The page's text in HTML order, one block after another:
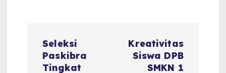
Seleksi
Paskibra
Tingkat
Kreativitas
Siswa DPB
SMKN 1